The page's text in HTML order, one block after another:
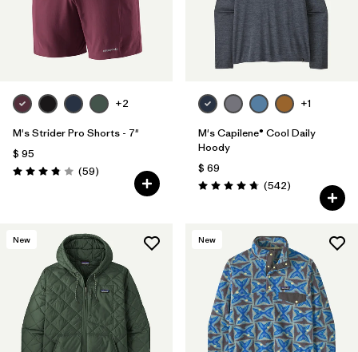
Filtrar por
Materials & Fabric
+2
M's Strider Pro Shorts - 7"
$ 95
Valoración: 3.8 / 5
(59Comentarios
)
+1
M's Capilene® Cool Daily
Hoody
$ 69
Valoración: 4.8 / 5
(542Comentarios
)
New New